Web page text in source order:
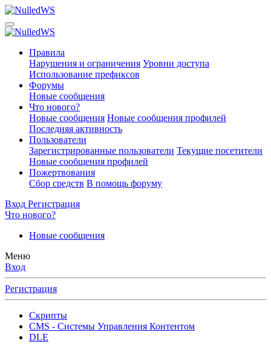
Правила
Нарушения и ограничения Уровни доступа
Использование префиксов
Форумы
Новые сообщения
Что нового?
Новые сообщения Новые сообщения профилей
Последняя активность
Пользователи
Зарегистрированные пользователи Текущие посетители
Новые сообщения профилей
Пожертвования
Сбор средств В помощь форуму
Вход Регистрация
Что нового?
Новые сообщения
Меню
Вход
Регистрация
Скрипты
CMS - Системы Управления Контентом
DLE